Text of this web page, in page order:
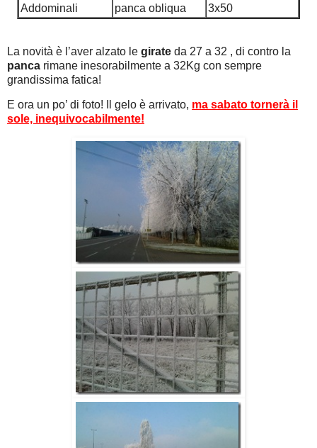
Addominali
panca obliqua 3x50
La novità è l’aver alzato le girate da 27 a 32 , di contro la
panca rimane inesorabilmente a 32Kg con sempre
grandissima fatica!
E ora un po’ di foto! Il gelo è arrivato, ma sabato tornerà il
sole, inequivocabilmente!